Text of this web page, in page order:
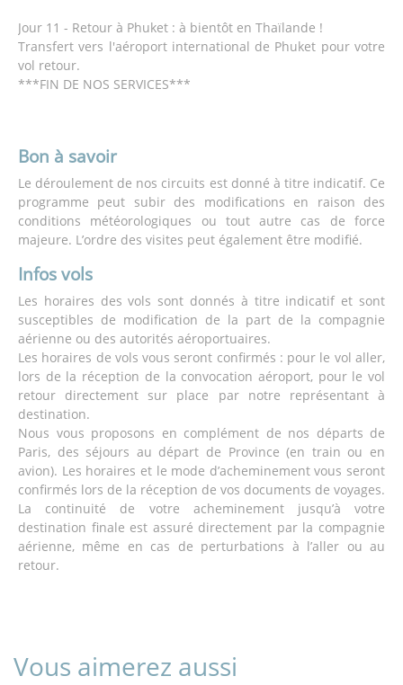
Jour 11 - Retour à Phuket : à bientôt en Thaïlande !
Transfert vers l'aéroport international de Phuket pour votre
vol retour.
***FIN DE NOS SERVICES***
Bon à savoir
Le déroulement de nos circuits est donné à titre indicatif. Ce
programme peut subir des modifications en raison des
conditions météorologiques ou tout autre cas de force
majeure. L’ordre des visites peut également être modifié.
Infos vols
Les horaires des vols sont donnés à titre indicatif et sont
susceptibles de modification de la part de la compagnie
aérienne ou des autorités aéroportuaires.
Les horaires de vols vous seront confirmés : pour le vol aller,
lors de la réception de la convocation aéroport, pour le vol
retour directement sur place par notre représentant à
destination.
Nous vous proposons en complément de nos départs de
Paris, des séjours au départ de Province (en train ou en
avion). Les horaires et le mode d’acheminement vous seront
confirmés lors de la réception de vos documents de voyages.
La continuité de votre acheminement jusqu’à votre
destination finale est assuré directement par la compagnie
aérienne, même en cas de perturbations à l’aller ou au
retour.
Vous aimerez aussi